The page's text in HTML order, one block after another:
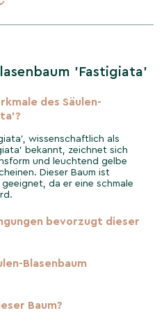
ist ein pflegeleichter Baum,
Bodenarten. Regelmäßiges
das Wachstum. Ein
notwendig, kann aber
des
Standort und ausreichend
Form zu entwickeln. Er
Boden. Nach dem
regelmäßig zu wässern,
Der Koelreuteria
pflegeleicht und bedarf
'Fastigiata'
des Säulen-
wissenschaftlich als
bekannt, zeichnet sich
und leuchtend gelbe
Dieser Baum ist
da er eine schmale
bevorzugt dieser
Blasenbaum
Baum?